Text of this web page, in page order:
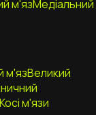
м'язМедіальний
м'язВеликий
Косі м'язи